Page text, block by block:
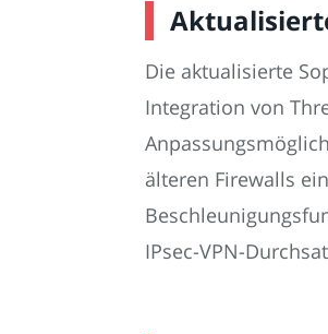
Die aktualisierte
Integration von
älteren Firewalls
IPsec-VPN-